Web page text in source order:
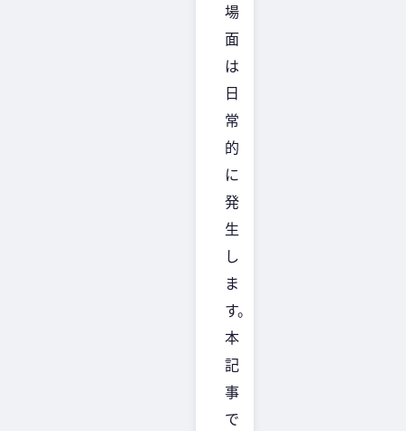
場
面
は
日
常
的
に
発
生
し
ま
す。
本
記
事
で